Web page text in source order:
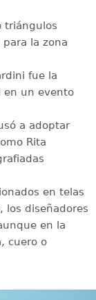
triángulos
la zona
fue la
en un evento
a adoptar
Rita
en telas
los diseñadores
en la
cuero o